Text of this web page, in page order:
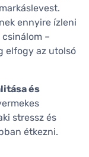
ennyire ízleni
–
elfogy az utolsó
és
stressz és
étkezni.